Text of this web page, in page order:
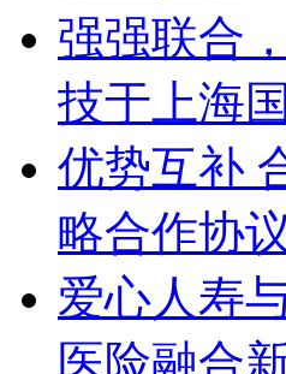
强强联合
技于上海
优势互补
略合作协议
爱心人寿
医险融合